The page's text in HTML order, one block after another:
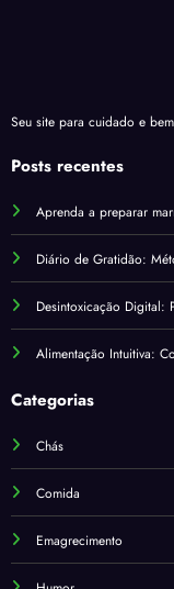
Seu site para cuidado e
Posts recentes
Aprenda a preparar
Diário de Gratidão:
Desintoxicação Digital:
Alimentação Intuitiva:
Categorias
Chás
Comida
Emagrecimento